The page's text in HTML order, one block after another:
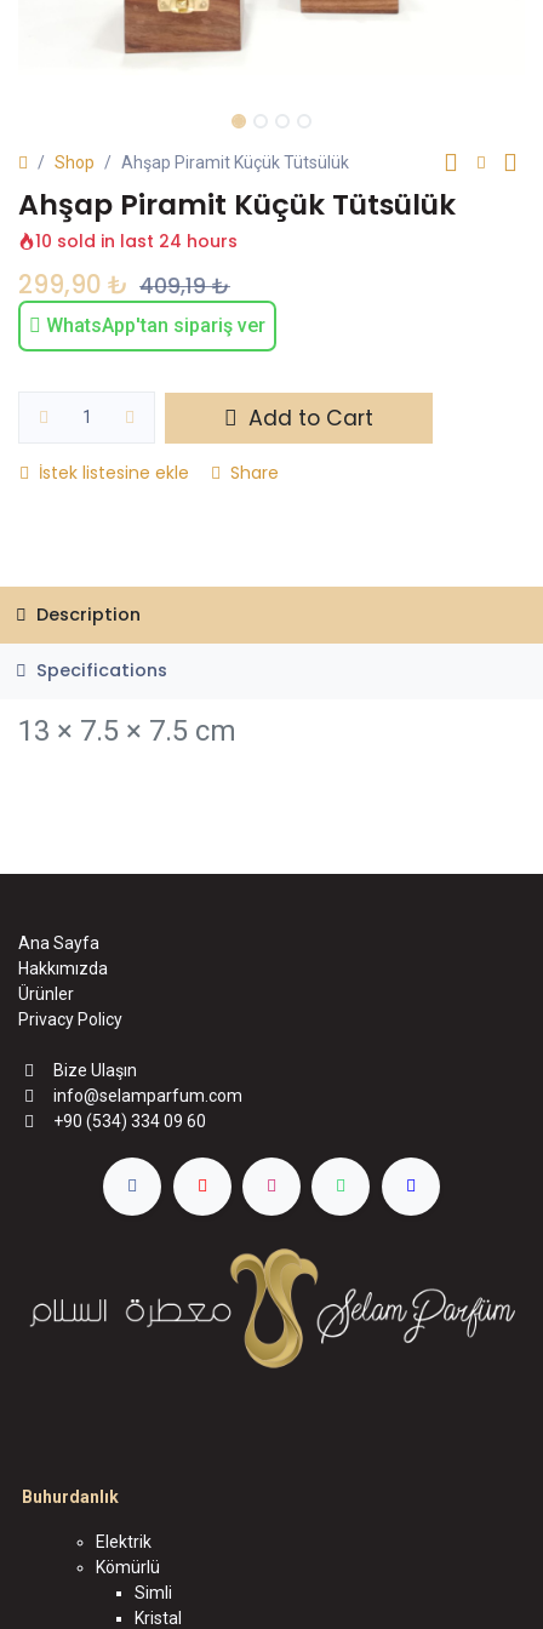
Shop Ahşap Piramit Küçük Tütsülük
Ahşap Piramit Küçük Tütsülük
10 sold in last 24 hours
299,90 ₺ 409,19₺
WhatsApp'tan sipariş ver
Add to Cart
İstek listesine ekle Share
Description
Specifications
13 × 7.5 × 7.5 cm
Ana Sayfa
Hakkımızda
Ürünler
Privacy Policy
Bize Ulaşın
info@selamparfum.com
+90 (534) 334 09 60
Buhurdanlık
Elektrik
Kömürlü
Simli
Kristal